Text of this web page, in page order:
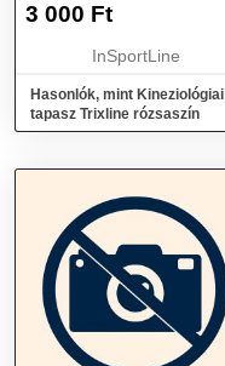
3 000 Ft
InSportLine
Hasonlók, mint Kineziológiai
tapasz Trixline rózsaszín